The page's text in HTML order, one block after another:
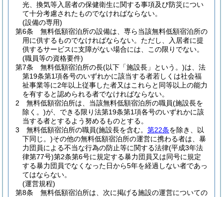
光、換気等入居者の保健衛生に関する事項及び防災につい
て十分考慮されたものでなければならない。
(設備の専用)
第6条
無料低額宿泊所の設備は、専ら当該無料低額宿泊所の
用に供するものでなければならない。 ただし、入居者に提
供するサービスに支障がない場合には、この限りでない。
(職員等の資格要件)
第7条
無料低額宿泊所の長(以下「施設長」という。)は、法
第19条第1項各号のいずれかに該当する者若しくは社会福
祉事業等に2年以上従事した者又はこれらと同等以上の能力
を有すると認められる者でなければならない。
2
無料低額宿泊所は、当該無料低額宿泊所の職員(施設長を
除く。)が、できる限り法第19条第1項各号のいずれかに該
当する者とするよう努めるものとする。
3
無料低額宿泊所の職員(施設長を含む。 第22条を除き、以
下同じ。)その他の無料低額宿泊所の運営に携わる者は、暴
力団員による不当な行為の防止等に関する法律(平成3年法
律第77号)第2条第6号に規定する暴力団員又は同号に規定
する暴力団員でなくなった日から5年を経過しない者であっ
てはならない。
(運営規程)
第8条
無料低額宿泊所は、次に掲げる施設の運営についての